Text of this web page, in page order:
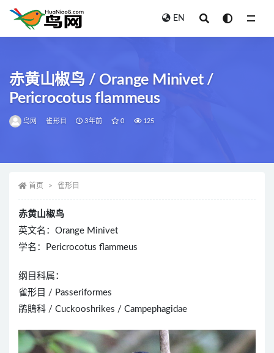
EN
赤黄山椒鸟 / Orange Minivet /
Pericrocotus flammeus
鸟网 雀形目 3年前 0 125
首页 雀形目
赤黄山椒鸟
英文名：Orange Minivet
学名：Pericrocotus flammeus
纲目科属：
雀形目 / Passeriformes
鹃鵙科 / Cuckooshrikes / Campephagidae